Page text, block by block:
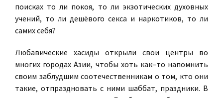
поисках то ли покоя, то ли экзотических духовных
учений, то ли дешёвого секса и наркотиков, то ли
самих себя?
Любавические хасиды открыли свои центры во
многих городах Азии, чтобы хоть как–то напомнить
своим заблудшим соотечественникам о том, кто они
такие, отпраздновать с ними шаббат, праздники. В